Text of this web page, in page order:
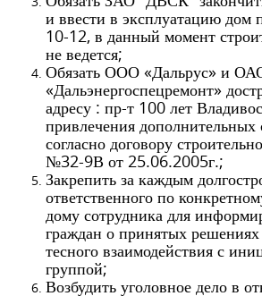
и ввести в эксплуатацию дом
10-12, в данный момент
не ведется;
Обязать ООО «Дальрус» и
«Дальэнергоспецремонт»
адресу : пр-т 100 лет
привлечения дополнительных
согласно договору
№32-9В от 25.06.2005г.;
Закрепить за каждым
ответственного по
дому сотрудника для
граждан о принятых
тесного взаимодействия с
группой;
Возбудить уголовное дело в